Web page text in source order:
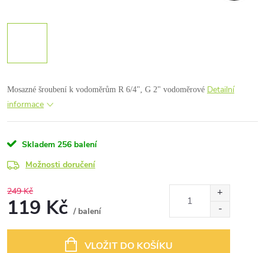
Mosazné šroubení k vodoměrům R 6/4", G 2" vodoměrové Detailní
informace
Skladem 256 balení
Možnosti doručení
249 Kč
119 Kč / balení
VLOŽIT DO KOŠÍKU